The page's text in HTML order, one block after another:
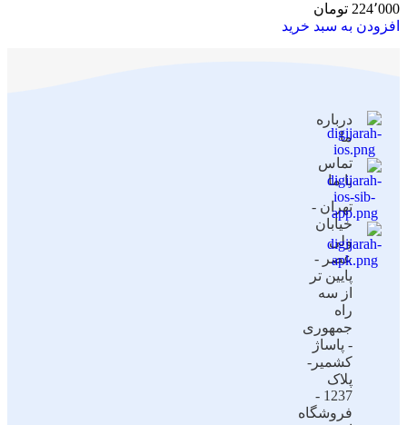
224٬000 تومان
افزودن به سبد خرید
درباره
ما
تماس
با ما
تهران -
خیابان
ولی
عصر -
پایین تر
از سه
راه
جمهوری
- پاساژ
کشمیر-
پلاک
1237 -
فروشگاه